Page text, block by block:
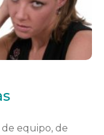
equipo, de